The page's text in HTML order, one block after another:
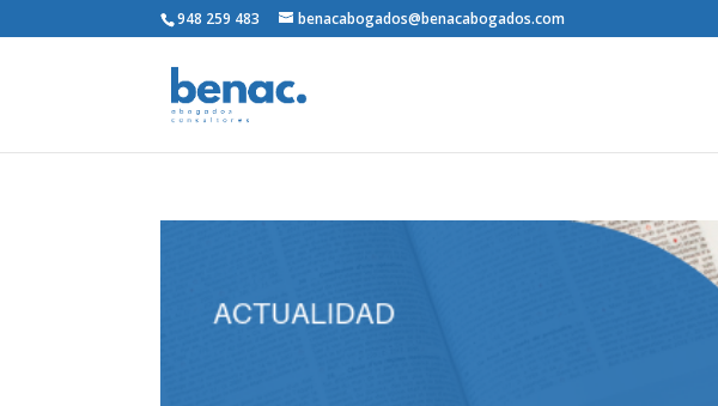
948 259 483 benacabogados@benacabogados.com